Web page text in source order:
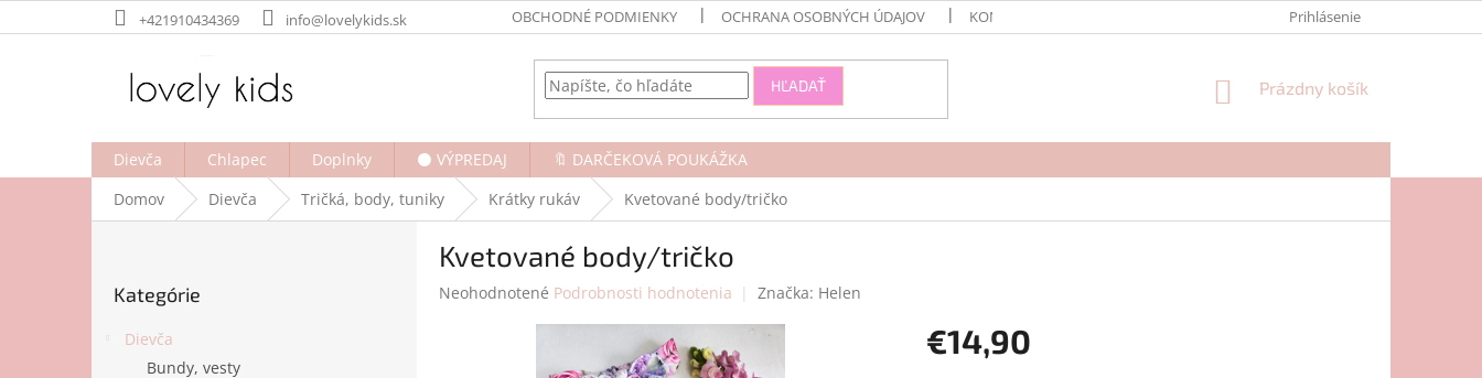
na
+421910434369 info@lovelykids.sk OBCHODNÉ PODMIENKY OCHRANA OSOBNÝCH ÚDAJOV KONTAKTY Prihlásenie
HĽADAŤ
NÁKUPNÝ
Prázdny košík
Dievča Chlapec Doplnky ⚫ VÝPREDAJ
🔖 DARČEKOVÁ POUKÁŽKA
Domov
Dievča Tričká, body, tuniky Krátky rukáv Kvetované body/tričko
kategórie
Kategórie
Dievča
Bundy, vesty
Kvetované body/tričko
Priemerné
Neohodnotené Podrobnosti hodnotenia Značka: Helen
€14,90